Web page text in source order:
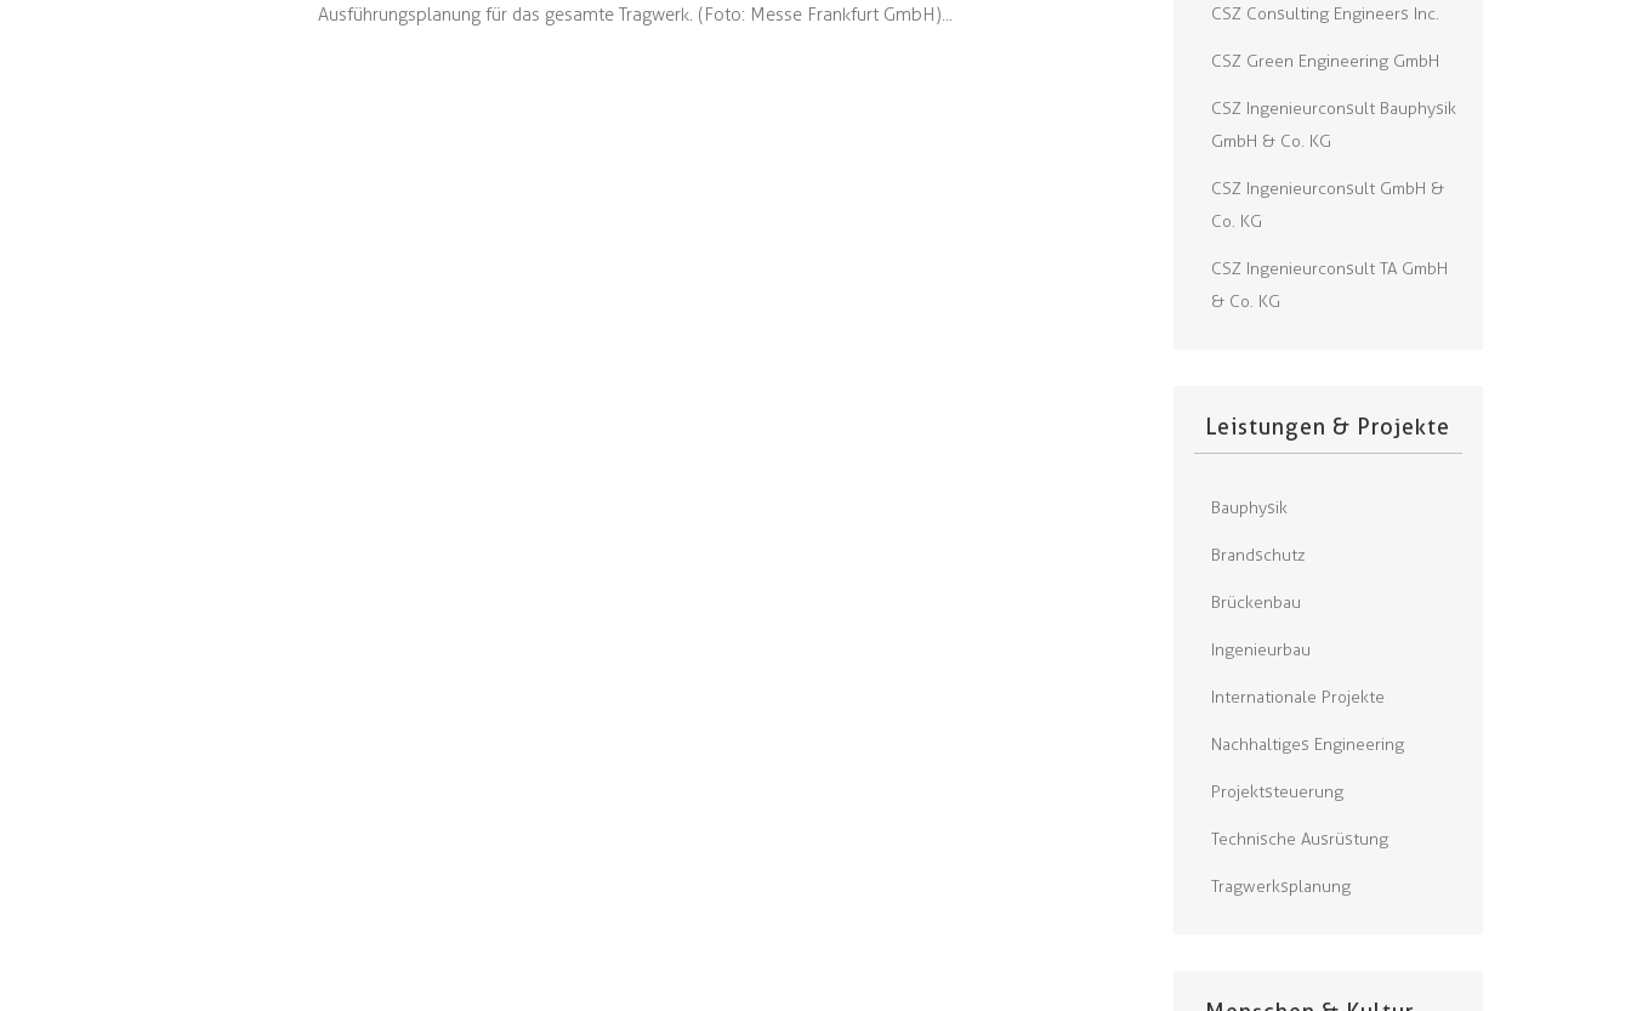
Ausführungsplanung für das gesamte Tragwerk. (Foto: Messe Frankfurt GmbH)...
CSZ Consulting Engineers Inc.
CSZ Green Engineering GmbH
CSZ Ingenieurconsult Bauphysik
GmbH & Co. KG
CSZ Ingenieurconsult GmbH &
Co. KG
CSZ Ingenieurconsult TA GmbH
& Co. KG
Leistungen & Projekte
Bauphysik
Brandschutz
Brückenbau
Ingenieurbau
Internationale Projekte
Nachhaltiges Engineering
Projektsteuerung
Technische Ausrüstung
Tragwerksplanung